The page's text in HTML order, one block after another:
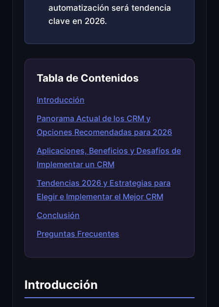
automatización será tendencia
clave en 2026.
Tabla de Contenidos
Introducción
Panorama Actual de los CRM y
Opciones Recomendadas para 2026
Aplicaciones, Beneficios y Desafíos de
Implementar un CRM
Tendencias 2026 y Estrategias para
Elegir e Implementar el Mejor CRM
Conclusión
Preguntas Frecuentes
Introducción